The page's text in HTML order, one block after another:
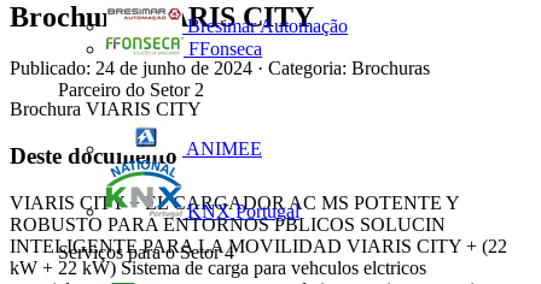
Bresimar Automação
FFonseca
Parceiro do Setor 2
ANIMEE
KNX Portugal
Serviços para o Setor 4
Brochura VIARIS CITY
Publicado: 24 de junho de 2024 · Categoria: Brochuras
Brochura VIARIS CITY
Deste documento
VIARIS CITY + EL CARGADOR AC MS POTENTE Y
ROBUSTO PARA ENTORNOS PBLICOS SOLUCIN
INTELIGENTE PARA LA MOVILIDAD VIARIS CITY + (22
kW + 22 kW) Sistema de carga para vehculos elctricos